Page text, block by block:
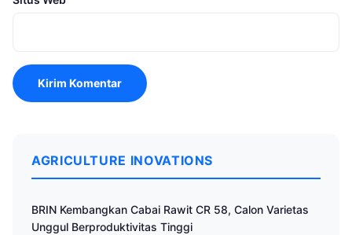
AGRICULTURE INOVATIONS
BRIN Kembangkan Cabai Rawit CR 58, Calon Varietas
Unggul Berproduktivitas Tinggi